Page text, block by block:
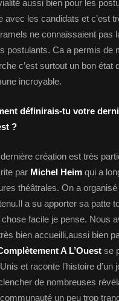
aussi bien pour les
avec les candidats et c’est
ne connaissaient pas
postulants. Ca a permis de
c’est surtout un bon état
incroyable.
définirais-tu votre
?
création est très
par Michel Heim qui a
théâtrales. On a organisé
a su apporter sa patte
chose facile je pense. Nous
bien accueilli,aussi bien
A L’Ouest se
et raconte l’histoire
de nombreuses
un peu trop